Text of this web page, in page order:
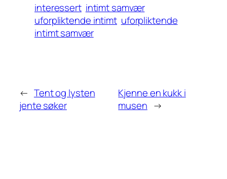
interessert intimt samvær
uforpliktende intimt uforpliktende
intimt samvær
← Tent og lysten
jente søker
Kjenne en kukk i
musen →